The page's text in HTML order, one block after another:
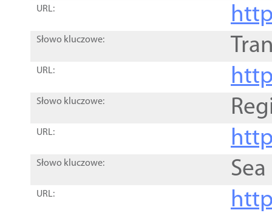
URL:
Słowo kluczowe:
URL:
Słowo kluczowe:
URL:
Słowo kluczowe:
URL: